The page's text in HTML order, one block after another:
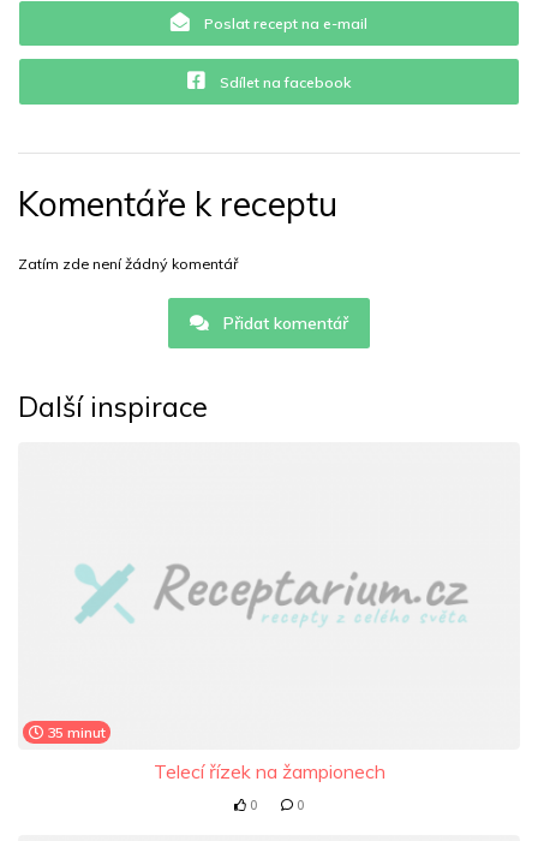
Poslat recept na e-mail
Sdílet na facebook
Komentáře k receptu
Zatím zde není žádný komentář
Přidat komentář
Další inspirace
35 minut
Telecí řízek na žampionech
0 0